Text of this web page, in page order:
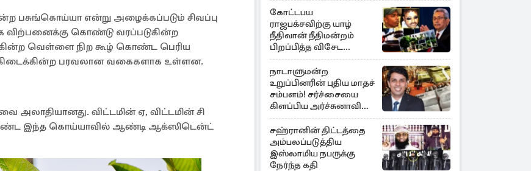
பசுங்கொய்யா என்று அழைக்கப்படும் சிவப்பு
விற்பனைக்கு கொண்டு வரப்படுகின்ற
வெள்ளை நிற கூழ் கொண்ட பெரிய
கிடைக்கின்ற பரவலான வகைகளாக உள்ளன.
விட்டமின் ஏ, விட்டமின் சி
இந்த கொய்யாவில் ஆண்டி ஆக்ஸிடென்ட்
கோட்டபய
ராஜபக்சவிற்கு யாழ்
நீதிவான் நீதிமன்றம்
பிறப்பித்த விசேட
உத்தரவு!
நாடாளுமன்ற
உறுப்பினரின் புதிய மாதச்
சம்பளம்! சர்ச்சையை
கிளப்பிய அர்ச்சுனாவின்
அறிக்கை
சஹ்ரானின் திட்டத்தை
அம்பலப்படுத்திய
இஸ்லாமிய நபருக்கு
நேர்ந்த கதி